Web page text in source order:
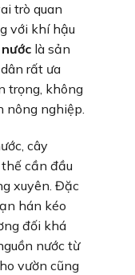
trò quan
với khí hậu
là sản
rất ưa
trọng, không
nông nghiệp.
cây
cần đầu
xuyên. Đặc
hán kéo
đối khá
nước từ
vườn cũng